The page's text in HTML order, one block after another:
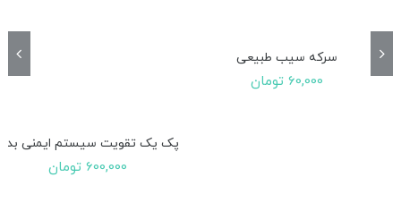
سرکه سیب طبیعی
60,000 تومان
پک یک تقویت سیستم ایمنی
600,000 تومان